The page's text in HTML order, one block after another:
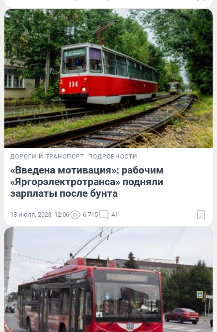
ДОРОГИ И ТРАНСПОРТ ПОДРОБНОСТИ
«Введена мотивация»: рабочим
«Яргорэлектротранса» подняли
зарплаты после бунта
13 июля, 2023, 12:06 6 715 41